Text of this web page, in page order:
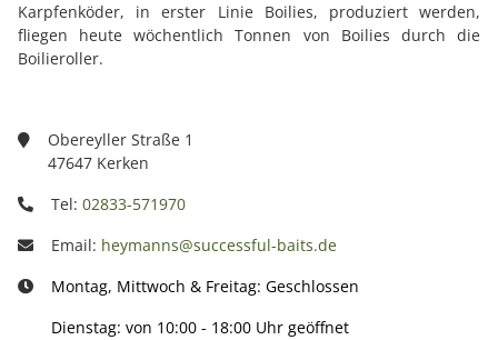
Karpfenköder, in erster Linie Boilies, produziert werden,
fliegen heute wöchentlich Tonnen von Boilies durch die
Boilieroller.
Obereyller Straße 1
47647 Kerken
Tel: 02833-571970
Email: heymanns@successful-baits.de
Montag, Mittwoch & Freitag: Geschlossen
Dienstag: von 10:00 - 18:00 Uhr geöffnet